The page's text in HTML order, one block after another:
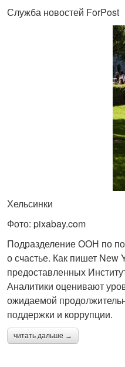
Служба новостей ForPost
Хельсинки
Фото: pixabay.com
Подразделение ООН по
о счастье. Как пишет
предоставленных
Аналитики оценивают
ожидаемой
поддержки и коррупции.
читать дальше →